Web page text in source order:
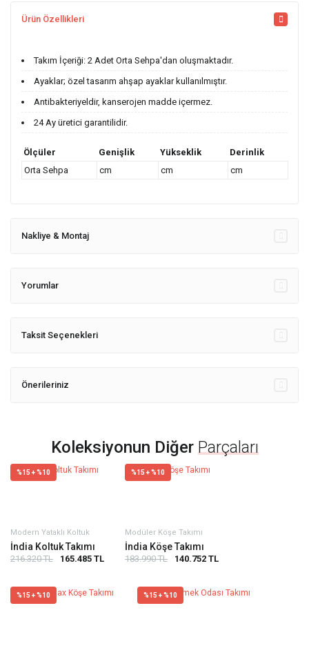
Ürün Özellikleri
Takım İçeriği: 2 Adet Orta Sehpa'dan oluşmaktadır.
Ayaklar; özel tasarım ahşap ayaklar kullanılmıştır.
Antibakteriyeldir, kanserojen madde içermez.
24 Ay üretici garantilidir.
Ölçüler Genişlik Yükseklik
Derinlik
Orta Sehpa
cm cm cm
Nakliye & Montaj
Yorumlar
Taksit Seçenekleri
Önerileriniz
Koleksiyonun Diğer Parçaları
%15 + %10
Modern Yataklı Koltuk
İndia Koltuk Takımı
216.320 TL 165.485 TL
%15 + %10
Modüler Köşe Takımı
İndia Köşe Takımı
183.990 TL 140.752 TL
%15 + %10 %15 + %10